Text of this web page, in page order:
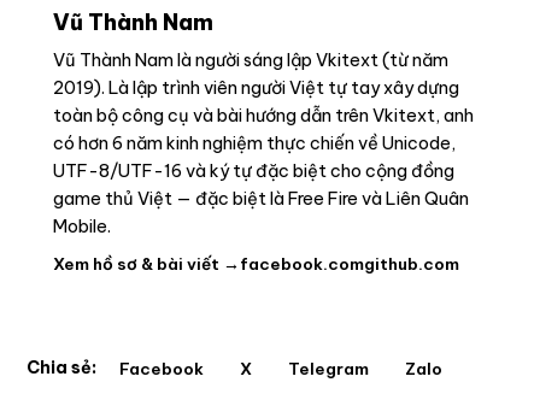
Vũ Thành Nam
Vũ Thành Nam là người sáng lập Vkitext (từ năm
2019). Là lập trình viên người Việt tự tay xây dựng
toàn bộ công cụ và bài hướng dẫn trên Vkitext, anh
có hơn 6 năm kinh nghiệm thực chiến về Unicode,
UTF-8/UTF-16 và ký tự đặc biệt cho cộng đồng
game thủ Việt — đặc biệt là Free Fire và Liên Quân
Mobile.
Xem hồ sơ & bài viết → facebook.comgithub.com
Chia sẻ: Facebook X Telegram Zalo